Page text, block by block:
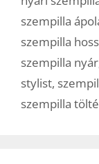
szempilla
szempilla
szempilla nyár
stylist,
szempilla